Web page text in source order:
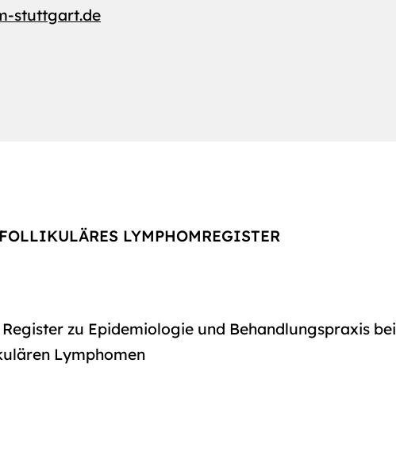
stuttgart.de
FOLLIKULÄRES LYMPHOMREGISTER
zu Epidemiologie und Behandlungspraxis bei
Lymphomen